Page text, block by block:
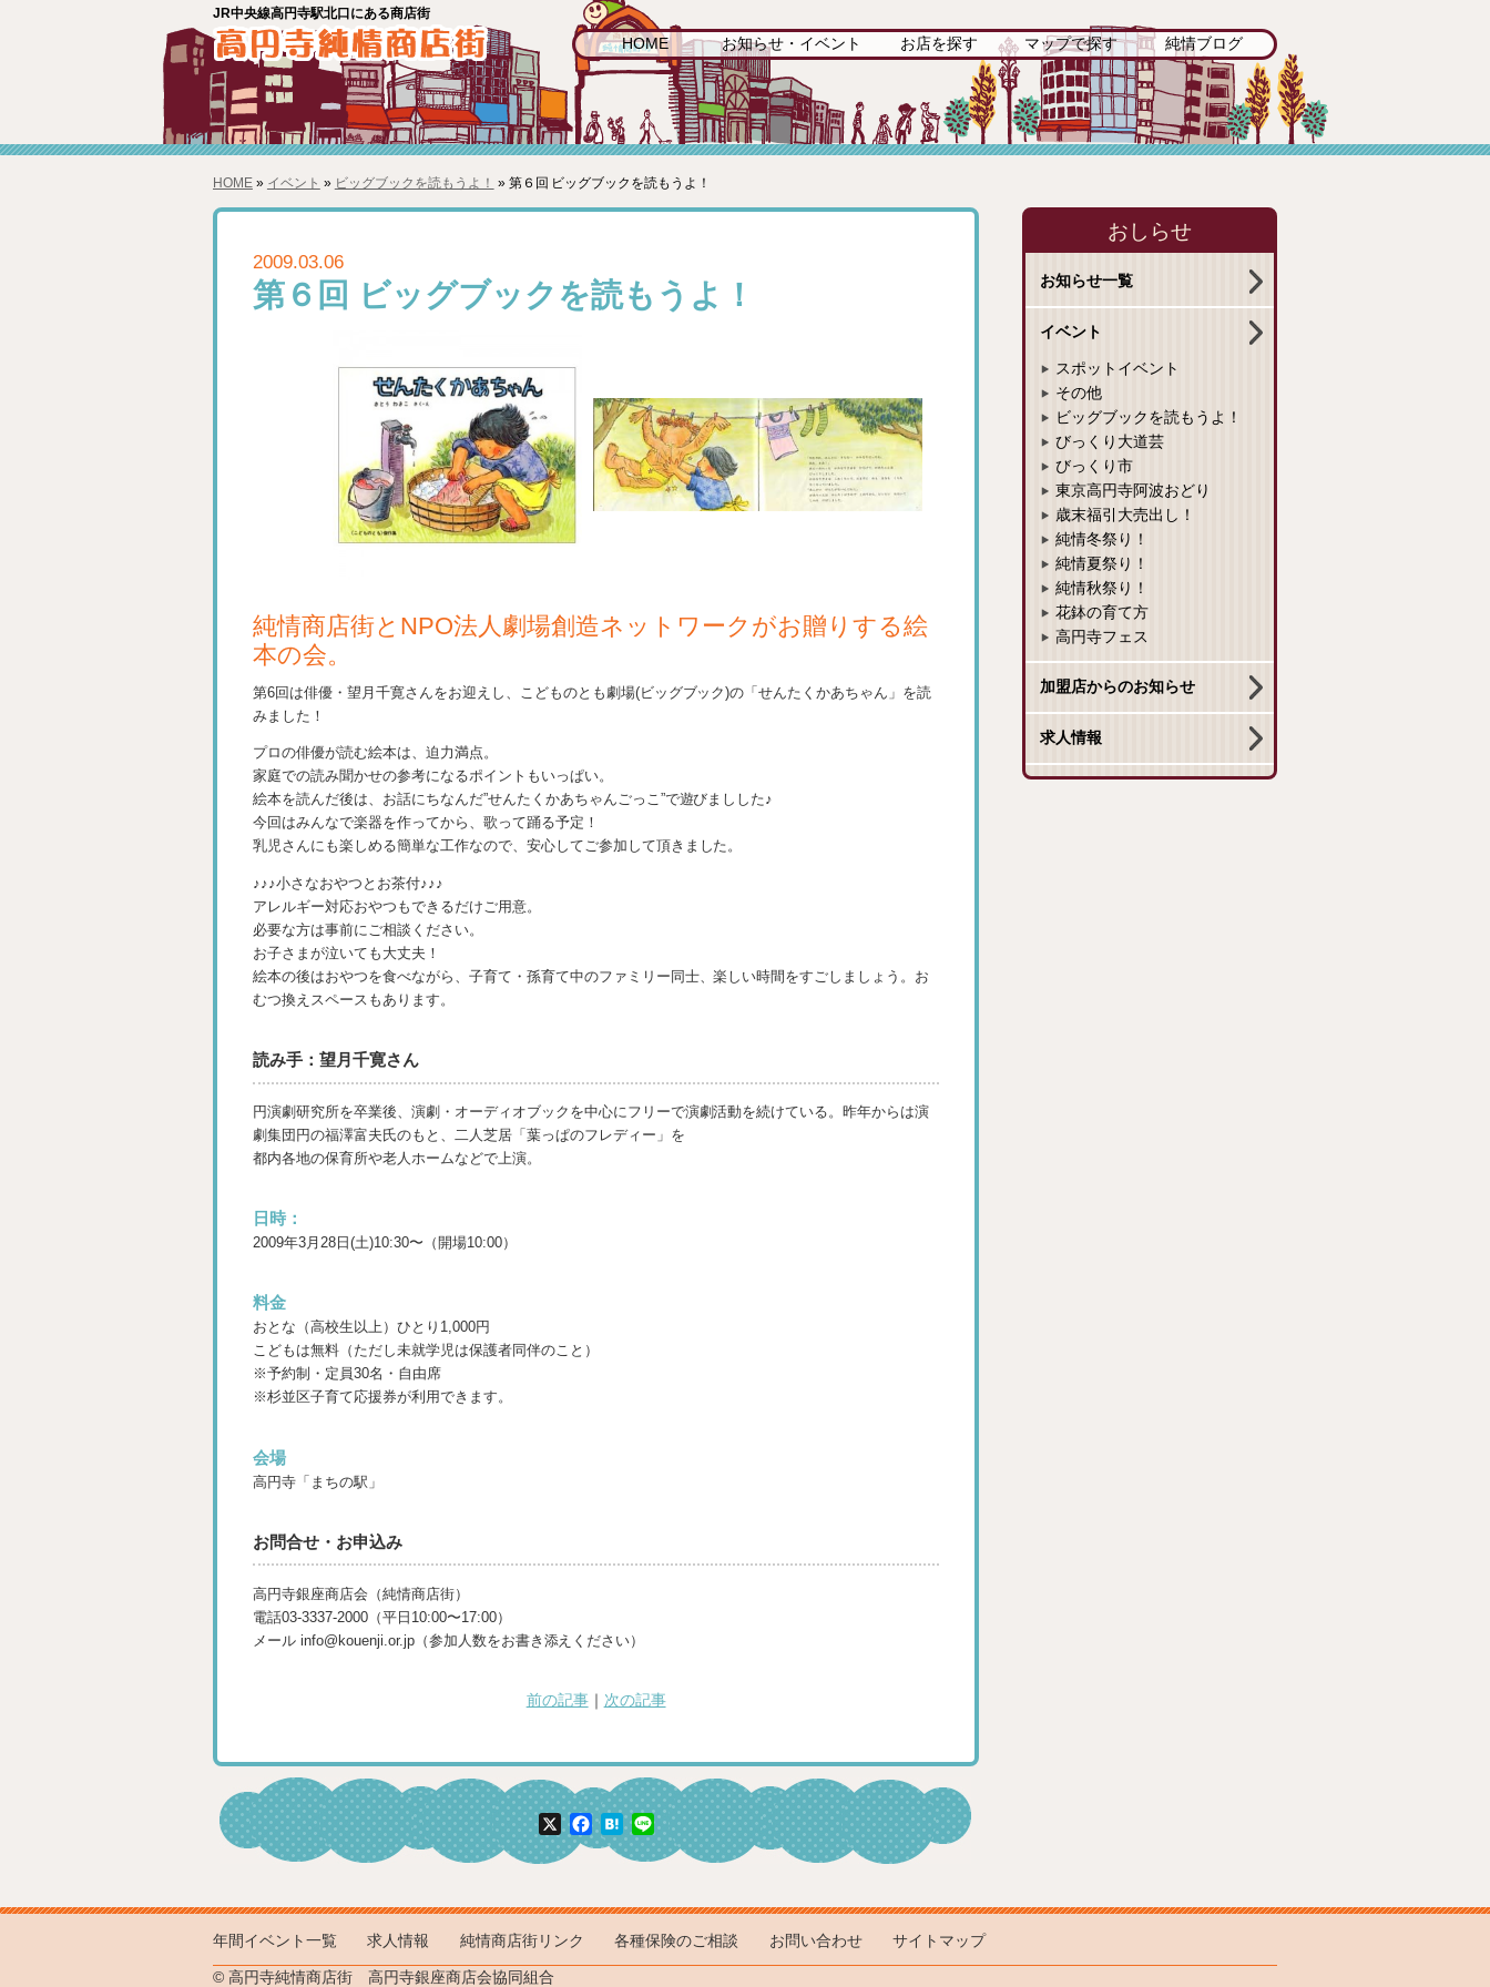
JR中央線高円寺駅北口にある商店街
HOME お知らせ・イベント お店を探す マップで探す 純情ブログ
HOME» イベント » ビッグブックを読もうよ！ » 第６回 ビッグブックを読もうよ！
2009.03.06
第６回 ビッグブックを読もうよ！
純情商店街とNPO法人劇場創造ネットワークがお贈りする絵
本の会。
第6回は俳優・望月千寛さんをお迎えし、こどものとも劇場(ビッグブック)の「せんたくかあちゃん」を読
みました！
プロの俳優が読む絵本は、迫力満点。
家庭での読み聞かせの参考になるポイントもいっぱい。
絵本を読んだ後は、お話にちなんだ”せんたくかあちゃんごっこ”で遊びましした♪
今回はみんなで楽器を作ってから、歌って踊る予定！
乳児さんにも楽しめる簡単な工作なので、安心してご参加して頂きました。
♪♪♪小さなおやつとお茶付♪♪♪
アレルギー対応おやつもできるだけご用意。
必要な方は事前にご相談ください。
お子さまが泣いても大丈夫！
絵本の後はおやつを食べながら、子育て・孫育て中のファミリー同士、楽しい時間をすごしましょう。お
むつ換えスペースもあります。
読み手：望月千寛さん
円演劇研究所を卒業後、演劇・オーディオブックを中心にフリーで演劇活動を続けている。昨年からは演
劇集団円の福澤富夫氏のもと、二人芝居「葉っぱのフレディー」を
都内各地の保育所や老人ホームなどで上演。
日時：
2009年3月28日(土)10:30〜（開場10:00）
料金
おとな（高校生以上）ひとり1,000円
こどもは無料（ただし未就学児は保護者同伴のこと）
※予約制・定員30名・自由席
※杉並区子育て応援券が利用できます。
会場
高円寺「まちの駅」
お問合せ・お申込み
高円寺銀座商店会（純情商店街）
電話03-3337-2000（平日10:00〜17:00）
メール info@kouenji.or.jp（参加人数をお書き添えください）
前の記事｜ 次の記事
X Facebook
Hatena
Line
おしらせ
お知らせ一覧
イベント
スポットイベント
その他
ビッグブックを読もうよ！
びっくり大道芸
びっくり市
東京高円寺阿波おどり
歳末福引大売出し！
純情冬祭り！
純情夏祭り！
純情秋祭り！
花鉢の育て方
高円寺フェス
加盟店からのお知らせ
求人情報
年間イベント一覧 求人情報 純情商店街リンク 各種保険のご相談 お問い合わせ サイトマップ
© 高円寺純情商店街 高円寺銀座商店会協同組合